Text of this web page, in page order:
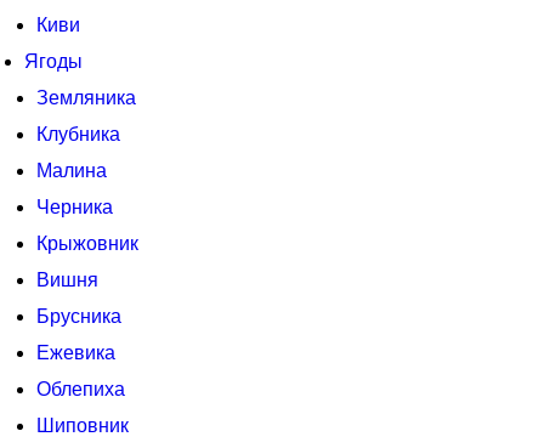
Киви
Ягоды
Земляника
Клубника
Малина
Черника
Крыжовник
Вишня
Брусника
Ежевика
Облепиха
Шиповник